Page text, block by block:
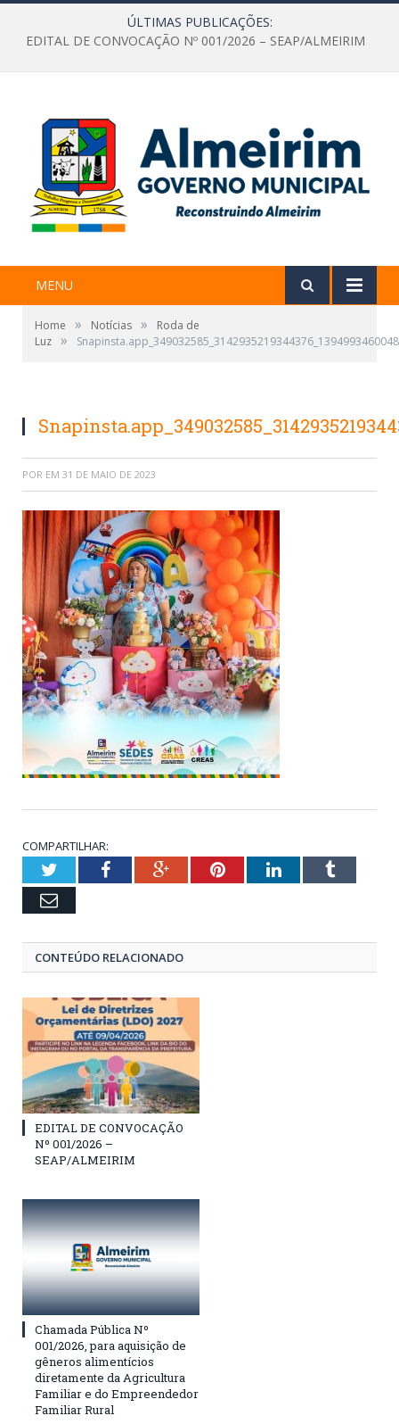
ÚLTIMAS PUBLICAÇÕES:
EDITAL DE CONVOCAÇÃO Nº 001/2026 – SEAP/ALMEIRIM
MENU
Home » Notícias »
Roda de
Luz »
POR EM 31 DE MAIO DE 2023
COMPARTILHAR:
TwitterFacebookGoogle+PinterestLinkedInTumblr
Email
CONTEÚDO RELACIONADO
EDITAL DE CONVOCAÇÃO
Nº 001/2026 –
SEAP/ALMEIRIM
Chamada Pública Nº
001/2026, para aquisição de
gêneros alimentícios
diretamente da Agricultura
Familiar e do Empreendedor
Familiar Rural